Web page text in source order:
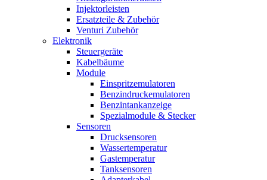
Injektorleisten
Ersatzteile & Zubehör
Venturi Zubehör
Elektronik
Steuergeräte
Kabelbäume
Module
Einspritzemulatoren
Benzindruckemulatoren
Benzintankanzeige
Spezialmodule & Stecker
Sensoren
Drucksensoren
Wassertemperatur
Gastemperatur
Tanksensoren